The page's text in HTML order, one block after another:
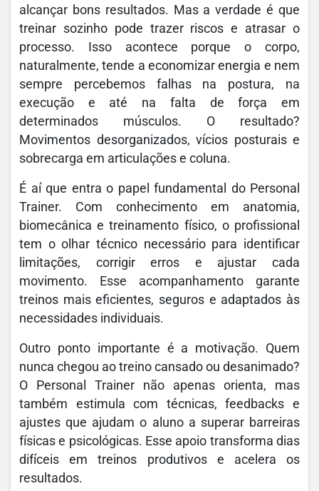
alcançar bons resultados. Mas a verdade é que
treinar sozinho pode trazer riscos e atrasar o
processo. Isso acontece porque o corpo,
naturalmente, tende a economizar energia e nem
sempre percebemos falhas na postura, na
execução e até na falta de força em
determinados músculos. O resultado?
Movimentos desorganizados, vícios posturais e
sobrecarga em articulações e coluna.
É aí que entra o papel fundamental do Personal
Trainer. Com conhecimento em anatomia,
biomecânica e treinamento físico, o profissional
tem o olhar técnico necessário para identificar
limitações, corrigir erros e ajustar cada
movimento. Esse acompanhamento garante
treinos mais eficientes, seguros e adaptados às
necessidades individuais.
Outro ponto importante é a motivação. Quem
nunca chegou ao treino cansado ou desanimado?
O Personal Trainer não apenas orienta, mas
também estimula com técnicas, feedbacks e
ajustes que ajudam o aluno a superar barreiras
físicas e psicológicas. Esse apoio transforma dias
difíceis em treinos produtivos e acelera os
resultados.